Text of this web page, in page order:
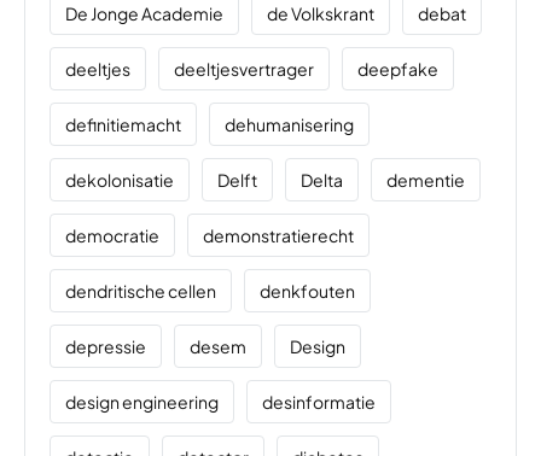
De Jonge Academie de Volkskrant debat
deeltjes deeltjesvertrager deepfake
definitiemacht dehumanisering
dekolonisatie Delft Delta dementie
democratie demonstratierecht
dendritische cellen denkfouten
depressie desem Design
design engineering desinformatie